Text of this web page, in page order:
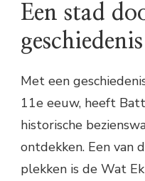
Een stad
geschiedenis
Met een
11e eeuw, heeft
historische
ontdekken. Een van
plekken is de Wat